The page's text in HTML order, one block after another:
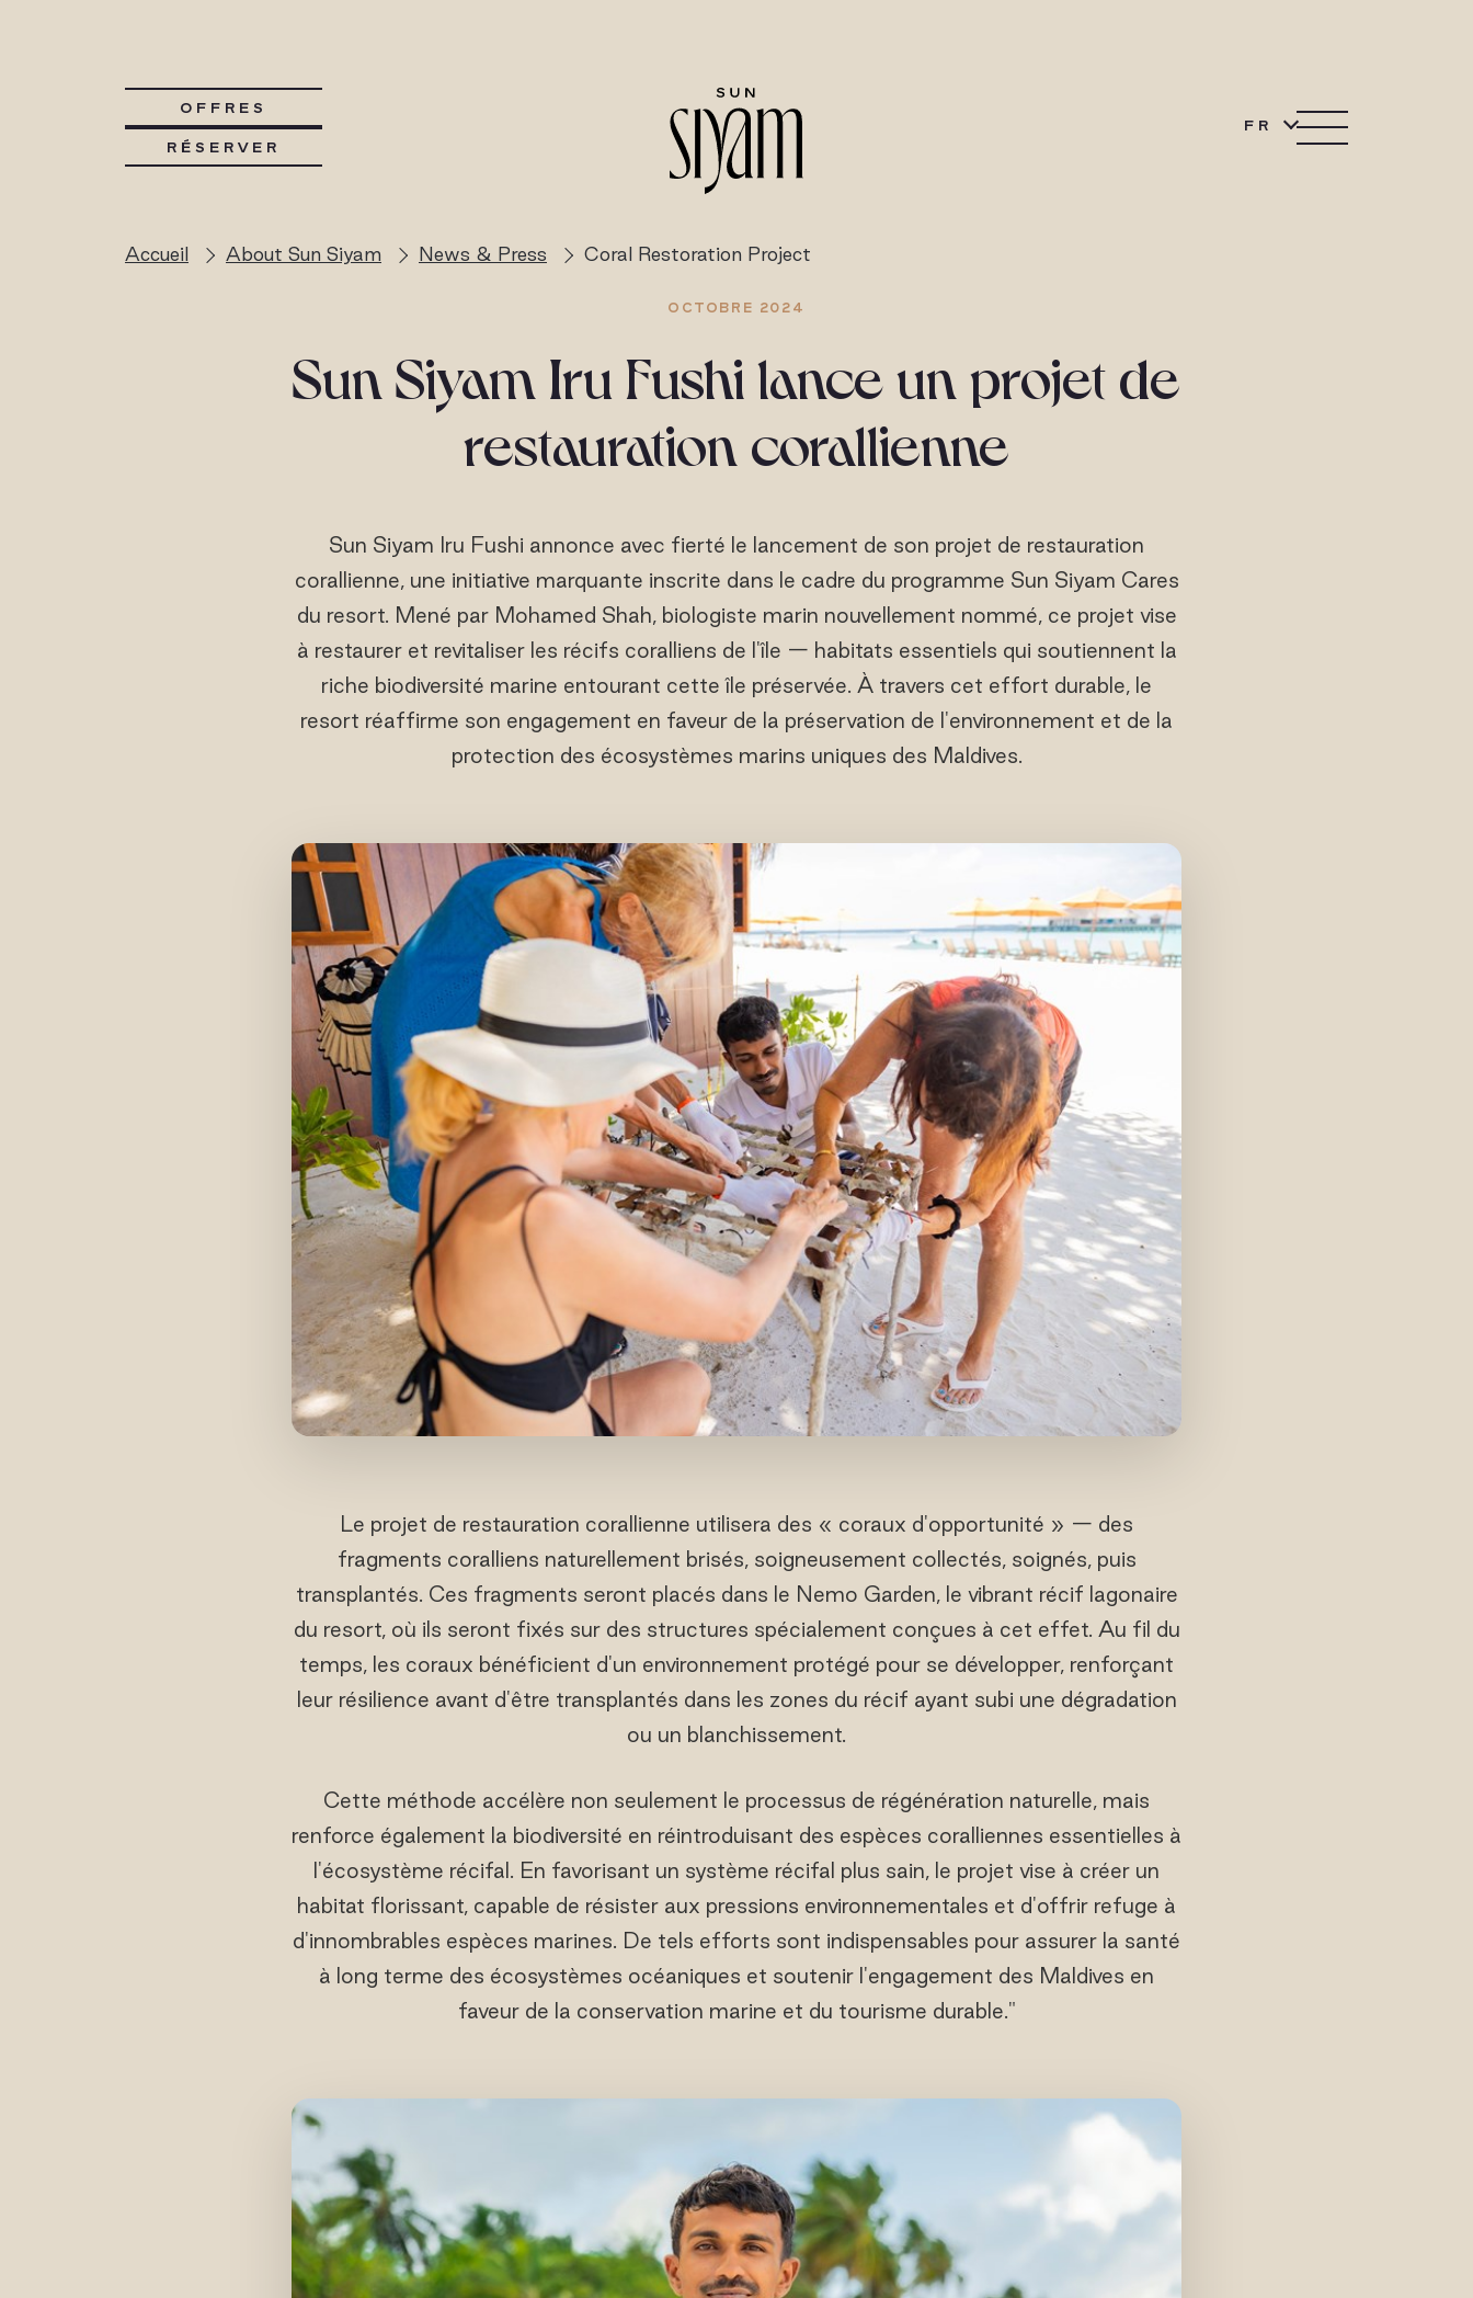
OFFRES
RÉSERVER
FR
Accueil About Sun Siyam News & Press Coral Restoration Project
OCTOBRE 2024
Sun Siyam Iru Fushi lance un projet de
restauration corallienne
Sun Siyam Iru Fushi annonce avec fierté le lancement de son projet de restauration
corallienne, une initiative marquante inscrite dans le cadre du programme Sun Siyam Cares
du resort. Mené par Mohamed Shah, biologiste marin nouvellement nommé, ce projet vise
à restaurer et revitaliser les récifs coralliens de l'île — habitats essentiels qui soutiennent la
riche biodiversité marine entourant cette île préservée. À travers cet effort durable, le
resort réaffirme son engagement en faveur de la préservation de l'environnement et de la
protection des écosystèmes marins uniques des Maldives.
Le projet de restauration corallienne utilisera des « coraux d'opportunité » — des
fragments coralliens naturellement brisés, soigneusement collectés, soignés, puis
transplantés. Ces fragments seront placés dans le Nemo Garden, le vibrant récif lagonaire
du resort, où ils seront fixés sur des structures spécialement conçues à cet effet. Au fil du
temps, les coraux bénéficient d'un environnement protégé pour se développer, renforçant
leur résilience avant d'être transplantés dans les zones du récif ayant subi une dégradation
ou un blanchissement.
Cette méthode accélère non seulement le processus de régénération naturelle, mais
renforce également la biodiversité en réintroduisant des espèces coralliennes essentielles à
l'écosystème récifal. En favorisant un système récifal plus sain, le projet vise à créer un
habitat florissant, capable de résister aux pressions environnementales et d'offrir refuge à
d'innombrables espèces marines. De tels efforts sont indispensables pour assurer la santé
à long terme des écosystèmes océaniques et soutenir l'engagement des Maldives en
faveur de la conservation marine et du tourisme durable."